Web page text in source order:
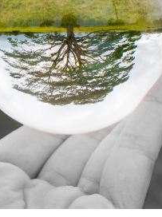
ClicAndDiag
Écologique Des
D’euros Débloqués